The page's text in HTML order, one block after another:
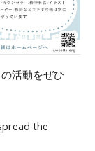
活動をぜひ
the